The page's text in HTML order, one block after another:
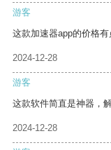
游客
这款加速器app的价格
2024-12-28
游客
这款软件简直是神器，
2024-12-28